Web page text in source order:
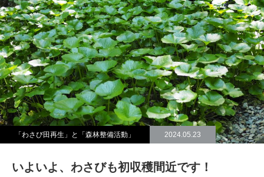
「わさび田再生」と「森林整備活動」 2024.05.23
いよいよ、わさびも初収穫間近です！